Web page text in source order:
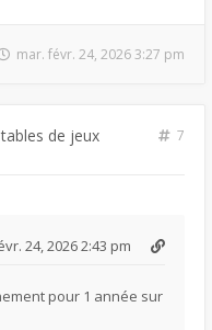
mar. févr. 24, 2026 3:27 pm
de jeux
7
24, 2026 2:43 pm
pour 1 année sur